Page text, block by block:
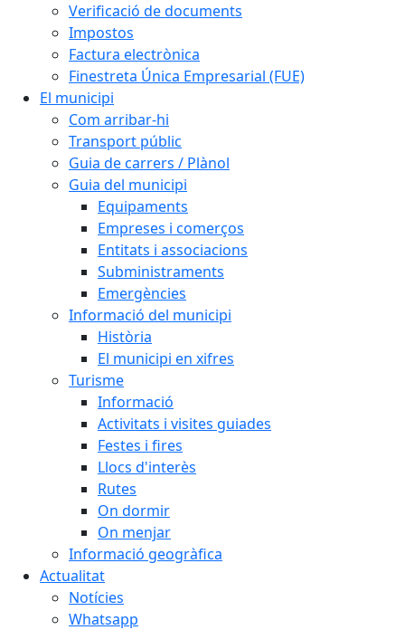
Verificació de documents
Impostos
Factura electrònica
Finestreta Única Empresarial (FUE)
El municipi
Com arribar-hi
Transport públic
Guia de carrers / Plànol
Guia del municipi
Equipaments
Empreses i comerços
Entitats i associacions
Subministraments
Emergències
Informació del municipi
Història
El municipi en xifres
Turisme
Informació
Activitats i visites guiades
Festes i fires
Llocs d'interès
Rutes
On dormir
On menjar
Informació geogràfica
Actualitat
Notícies
Whatsapp